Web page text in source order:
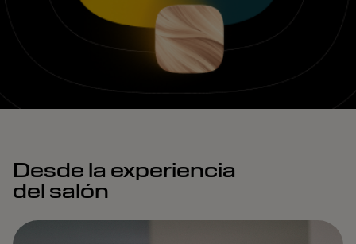
Desde la experiencia
del salón